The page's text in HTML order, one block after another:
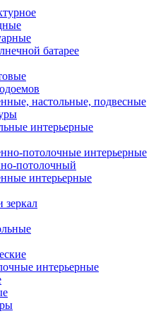
батарее
настольные, подвесные
интерьерные
потолочные интерьерные
потолочный
интерьерные
зеркал
интерьерные